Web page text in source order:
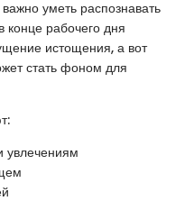
уметь распознавать
конце рабочего дня
истощения, а вот
стать фоном для
увлечениям